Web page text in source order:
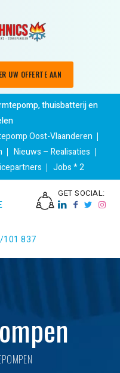
UW OFFERTE AAN
thuisbatterij en
Oost-Vlaanderen
Nieuws – Realisaties
Jobs * 2
GET SOCIAL:
837